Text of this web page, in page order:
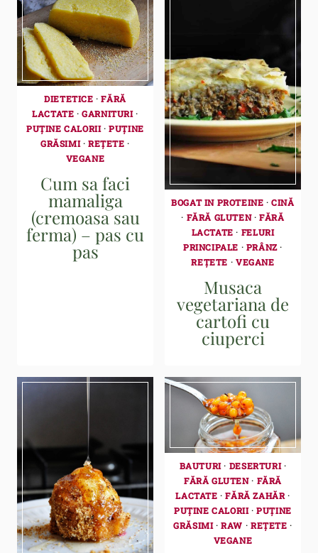
DIETETICE ·FĂRĂ
LACTATE ·GARNITURI·
PUȚINE CALORII·PUȚINE
GRĂSIMI·REȚETE ·
VEGANE
Cum sa faci
mamaliga
(cremoasa sau
ferma) – pas cu
pas
BOGAT IN PROTEINE ·CINĂ
· FĂRĂ GLUTEN·FĂRĂ
LACTATE · FELURI
PRINCIPALE · PRÂNZ·
REȚETE · VEGANE
Musaca
vegetariana de
cartofi cu
ciuperci
BAUTURI· DESERTURI·
FĂRĂ GLUTEN· FĂRĂ
LACTATE ·FĂRĂ ZAHĂR ·
PUȚINE CALORII·PUȚINE
GRĂSIMI·RAW · REȚETE ·
VEGANE